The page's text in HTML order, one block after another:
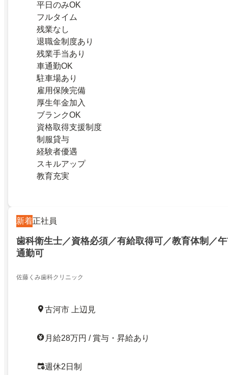
平日のみOK
フルタイム
残業なし
退職金制度あり
残業手当あり
車通勤OK
駐車場あり
雇用保険完備
厚生年金加入
ブランクOK
資格取得支援制度
制服貸与
経験者優遇
スキルアップ
教育充実
新着正社員
歯科衛生士／資格必須／有給取得可／教育体制／
通勤可
佐藤くみ歯科クリニック
古河市 上辺見
月給28万円 / 賞与・昇給あり
週休2日制